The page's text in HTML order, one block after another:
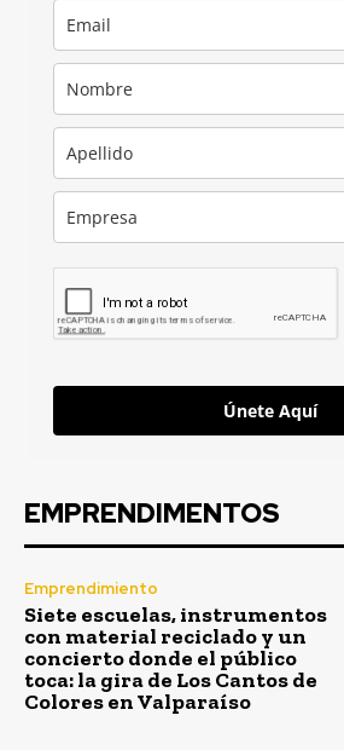
Únete Aquí
EMPRENDIMENTOS
Emprendimiento
Siete escuelas, instrumentos
con material reciclado y un
concierto donde el público
toca: la gira de Los Cantos de
Colores en Valparaíso